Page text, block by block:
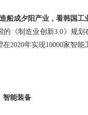
成夕阳产业，看韩国工
制造业创新3.0》规划
在2020年实现10000家智
能装备